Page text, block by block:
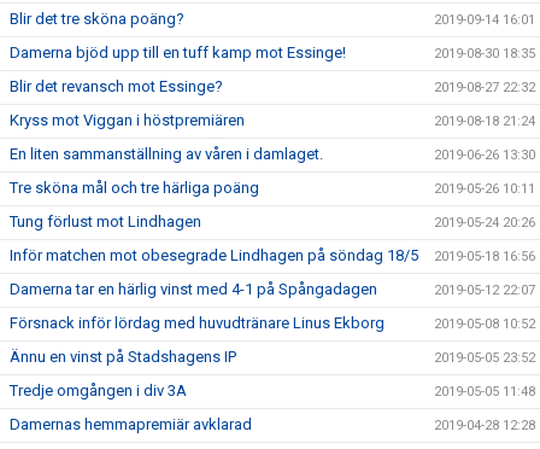
Blir det tre sköna poäng? 2019-09-14 16:01
Damerna bjöd upp till en tuff kamp mot Essinge! 2019-08-30 18:35
Blir det revansch mot Essinge? 2019-08-27 22:32
Kryss mot Viggan i höstpremiären 2019-08-18 21:24
En liten sammanställning av våren i damlaget. 2019-06-26 13:30
Tre sköna mål och tre härliga poäng 2019-05-26 10:11
Tung förlust mot Lindhagen 2019-05-24 20:26
Inför matchen mot obesegrade Lindhagen på söndag 18/5 2019-05-18 16:56
Damerna tar en härlig vinst med 4-1 på Spångadagen 2019-05-12 22:07
Försnack inför lördag med huvudtränare Linus Ekborg 2019-05-08 10:52
Ännu en vinst på Stadshagens IP 2019-05-05 23:52
Tredje omgången i div 3A 2019-05-05 11:48
Damernas hemmapremiär avklarad 2019-04-28 12:28